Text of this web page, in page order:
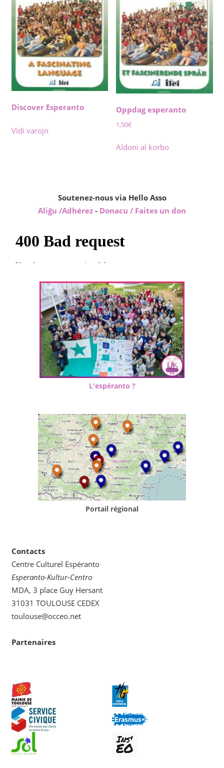
Discover Esperanto
Vidi varojn
Oppdag esperanto
1,50€
Aldoni al korbo
Soutenez-nous via Hello Asso
Aliĝu /Adhérez - Donacu / Faites un don
L'espéranto ?
Portail régional
Contacts
Centre Culturel Espéranto
Esperanto-Kultur-Centro
MDA, 3 place Guy Hersant
31031 TOULOUSE CEDEX
toulouse@occeo.net
Partenaires